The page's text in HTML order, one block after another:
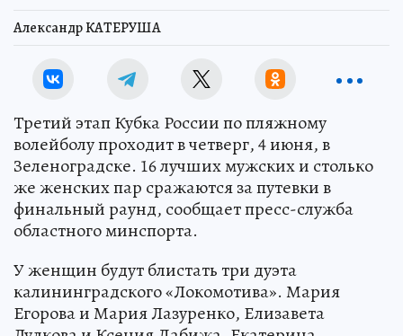
Александр КАТЕРУША
Третий этап Кубка России по пляжному
волейболу проходит в четверг, 4 июня, в
Зеленоградске. 16 лучших мужских и столько
же женских пар сражаются за путевки в
финальный раунд, сообщает пресс-служба
областного минспорта.
У женщин будут блистать три дуэта
калининградского «Локомотива». Мария
Егорова и Мария Лазуренко, Елизавета